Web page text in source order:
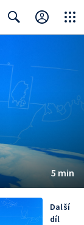
5 min
Další
díl